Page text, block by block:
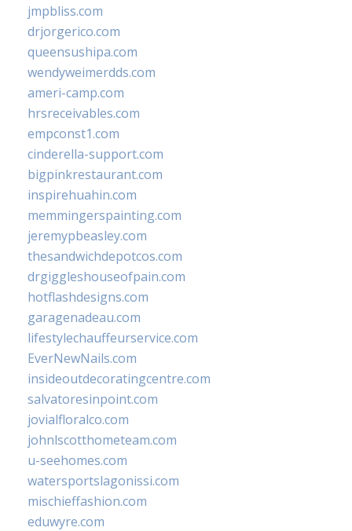
jmpbliss.com
drjorgerico.com
queensushipa.com
wendyweimerdds.com
ameri-camp.com
hrsreceivables.com
empconst1.com
cinderella-support.com
bigpinkrestaurant.com
inspirehuahin.com
memmingerspainting.com
jeremypbeasley.com
thesandwichdepotcos.com
drgiggleshouseofpain.com
hotflashdesigns.com
garagenadeau.com
lifestylechauffeurservice.com
EverNewNails.com
insideoutdecoratingcentre.com
salvatoresinpoint.com
jovialfloralco.com
johnlscotthometeam.com
u-seehomes.com
watersportslagonissi.com
mischieffashion.com
eduwyre.com